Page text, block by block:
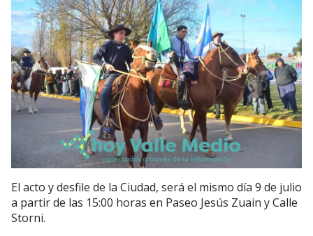
El acto y desfile de la Ciudad, será el mismo día 9 de julio
a partir de las 15:00 horas en Paseo Jesús Zuain y Calle
Storni.